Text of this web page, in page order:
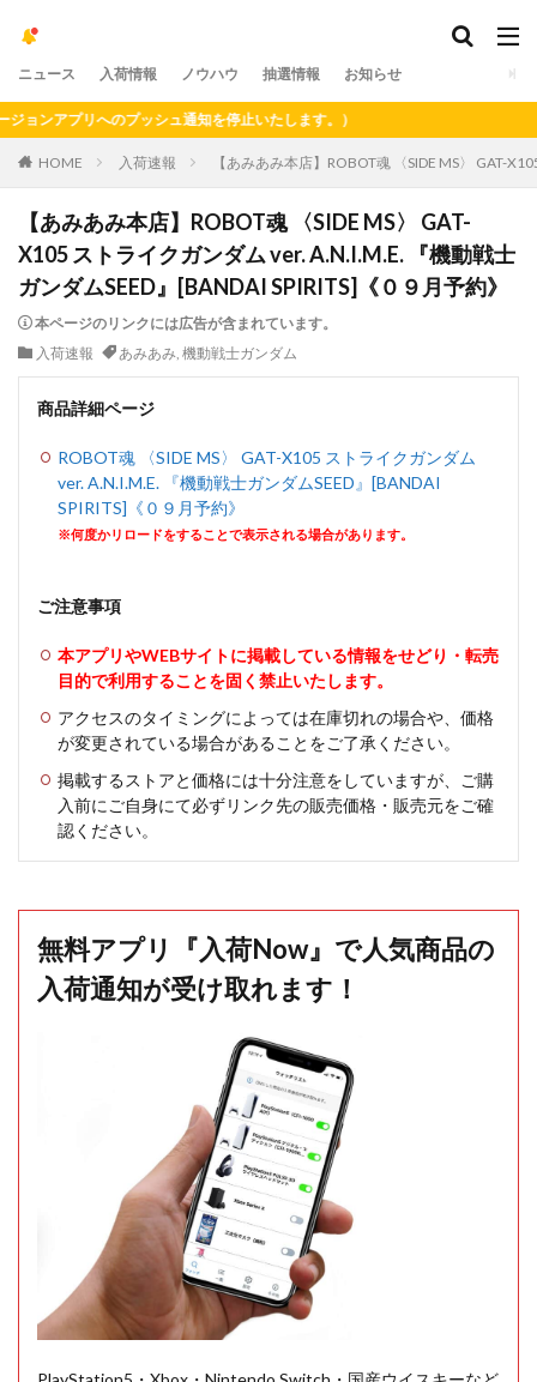
ニュース 入荷情報 ノウハウ 抽選情報 お知らせ
プリへのプッシュ通知を停止いたします。）
HOME 入荷速報 【あみあみ本店】ROBOT魂 〈SIDE MS〉 GAT-
【あみあみ本店】ROBOT魂 〈SIDE MS〉 GAT-
X105 ストライクガンダム ver. A.N.I.M.E. 『機動戦士
ガンダムSEED』[BANDAI SPIRITS]《０９月予約》
本ページのリンクには広告が含まれています。
入荷速報
あみあみ, 機動戦士ガンダム
商品詳細ページ
ROBOT魂 〈SIDE MS〉 GAT-X105 ストライクガンダム
ver. A.N.I.M.E. 『機動戦士ガンダムSEED』[BANDAI
SPIRITS]《０９月予約》
※何度かリロードをすることで表示される場合があります。
ご注意事項
本アプリやWEBサイトに掲載している情報をせどり・転売
目的で利用することを固く禁止いたします。
アクセスのタイミングによっては在庫切れの場合や、価格
が変更されている場合があることをご了承ください。
掲載するストアと価格には十分注意をしていますが、ご購
入前にご自身にて必ずリンク先の販売価格・販売元をご確
認ください。
無料アプリ『入荷Now』で人気商品の
入荷通知が受け取れます！